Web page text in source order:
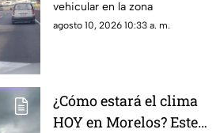
HOY 10 de agosto
vehicular en la zona
agosto 10, 2026 10:33 a. m.
¿Cómo estará el clima
HOY en Morelos? Este